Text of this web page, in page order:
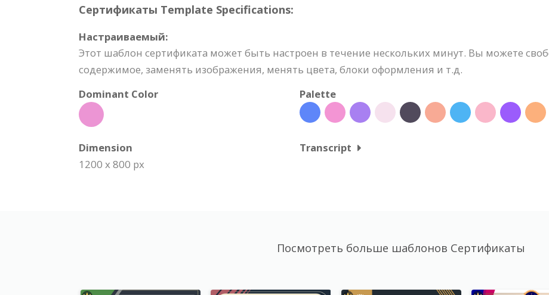
Сертификаты Template Specifications:
Настраиваемый:
Этот шаблон сертификата может быть настроен в течение нескольких минут. Вы можете
содержимое, заменять изображения, менять цвета, блоки оформления и т.д.
Dominant Color
Palette
Dimension
1200 x 800 px
Transcript
Посмотреть больше шаблонов Сертификаты